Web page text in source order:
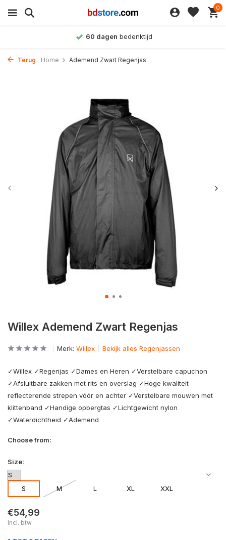
0
60 dagen bedenktijd
Terug Home Ademend Zwart Regenjas
Willex Ademend Zwart Regenjas
Merk: Willex Bekijk alles Regenjassen
✓Willex ✓Regenjas ✓Dames en Heren ✓Verstelbare capuchon
✓Afsluitbare zakken met rits en overslag ✓Hoge kwaliteit
reflecterende strepen vóór en achter ✓Verstelbare mouwen met
klittenband ✓Handige opbergtas ✓Lichtgewicht nylon
✓Waterdichtheid ✓Ademend
Choose from:
Size:
S M L XL XXL
€54,99
Incl. btw